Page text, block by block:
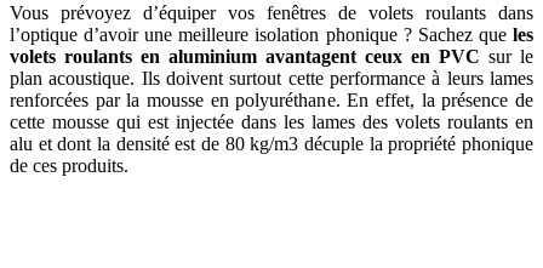
Vous prévoyez d’équiper vos fenêtres de volets roulants dans
l’optique d’avoir une meilleure isolation phonique ? Sachez que les
volets roulants en aluminium avantagent ceux en PVC sur le
plan acoustique. Ils doivent surtout cette performance à leurs lames
renforcées par la mousse en polyuréthane. En effet, la présence de
cette mousse qui est injectée dans les lames des volets roulants en
alu et dont la densité est de 80 kg/m3 décuple la propriété phonique
de ces produits.